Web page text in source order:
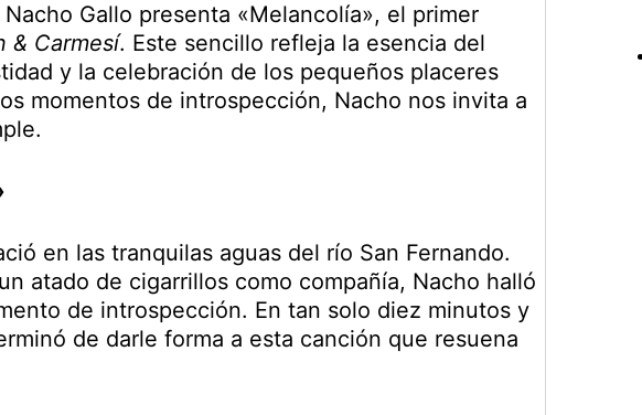
Gallo presenta «Melancolía», el primer
& Carmesí. Este sencillo refleja la esencia del
y la celebración de los pequeños placeres
momentos de introspección, Nacho nos invita a
en las tranquilas aguas del río San Fernando.
atado de cigarrillos como compañía, Nacho halló
de introspección. En tan solo diez minutos y
de darle forma a esta canción que resuena